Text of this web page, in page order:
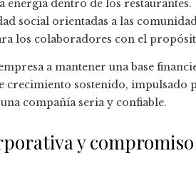
energía dentro de los restaurantes.
social orientadas a las
los colaboradores con el
a mantener una base
crecimiento sostenido, impulsado
compañía seria y confiable.
y